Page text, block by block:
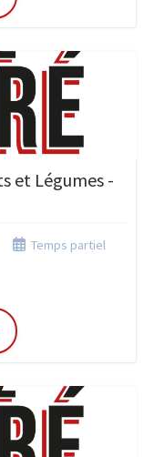
et Légumes -
Temps partiel